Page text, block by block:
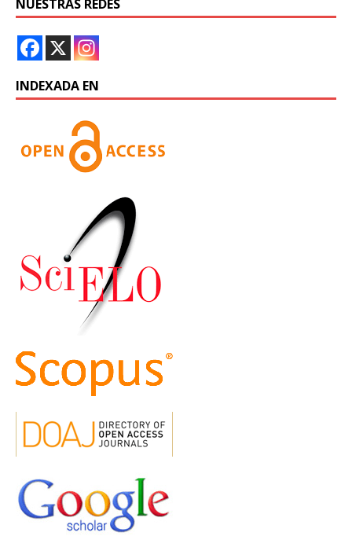
NUESTRAS REDES
INDEXADA EN